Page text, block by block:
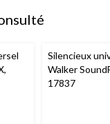
Silencieux
Walker
17837